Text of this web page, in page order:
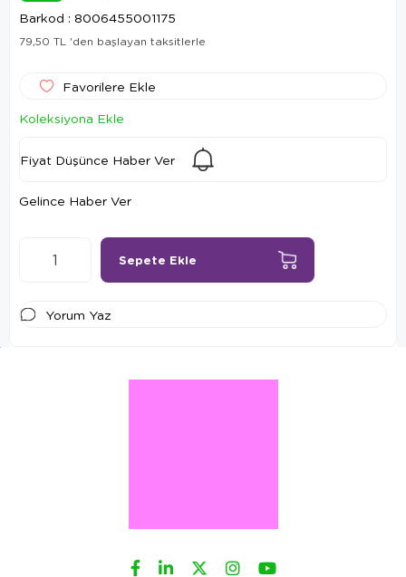
Barkod : 8006455001175
79,50 TL 'den başlayan taksitlerle
Favorilere Ekle
Koleksiyona Ekle
Fiyat Düşünce Haber Ver
Gelince Haber Ver
Yorum Yaz